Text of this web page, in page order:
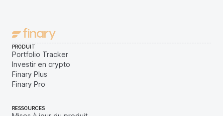
PRODUIT
Portfolio Tracker
Investir en crypto
Finary Plus
Finary Pro
RESSOURCES